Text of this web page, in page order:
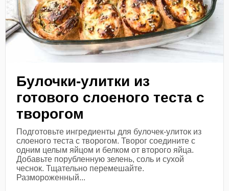
Булочки-улитки из
готового слоеного теста с
творогом
Подготовьте ингредиенты для булочек-улиток из
слоеного теста с творогом. Творог соедините с
одним целым яйцом и белком от второго яйца.
Добавьте порубленную зелень, соль и сухой
чеснок. Тщательно перемешайте.
Размороженный...